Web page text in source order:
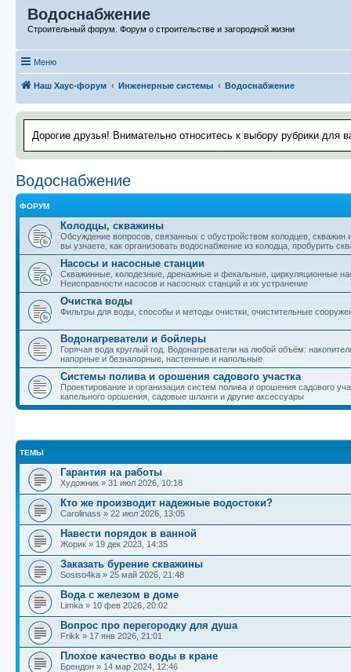
Водоснабжение
Строительный форум. Форум о строительстве и загородной жизни
Меню
Наш Хаус-форум Инженерные системы Водоснабжение
Дорогие друзья! Внимательно относитесь к выбору рубрики
Водоснабжение
ФОРУМ
Колодцы, скважины
Обсуждение вопросов, связанных с обустройством колодцев,
вы узнаете, как организовать водоснабжение из колодца, пробурить
Насосы и насосные станции
Скважинные, колодезные, дренажные и фекальные, циркуляционные
Неисправности насосов и насосных станций и их устранение
Очистка воды
Фильтры для воды, способы и методы очистки, очистительные
Водонагреватели и бойлеры
Горячая вода круглый год. Водонагреватели на любой объём:
напорные и безнапорные, настенные и напольные
Системы полива и орошения садового участка
Проектирование и организация систем полива и орошения садового
капельного орошения, садовые шланги и другие аксессуары
ТЕМЫ
Гарантия на работы
Художник » 31 июл 2026, 10:18
Кто же производит надежные водостоки?
Carolinass » 22 июл 2026, 13:05
Навести порядок в ванной
Жорик » 19 дек 2023, 14:35
Заказать бурение скважины
Sosiso4ka » 25 май 2026, 21:48
Вода с железом в доме
Limka » 10 фев 2026, 20:02
Вопрос про перегородку для душа
Frikk » 17 янв 2026, 21:01
Плохое качество воды в кране
Брендон » 14 мар 2024, 12:46